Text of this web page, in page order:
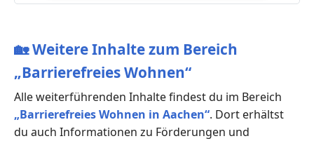
🏡Weitere Inhalte zum Bereich
„Barrierefreies Wohnen“
Alle weiterführenden Inhalte findest du im Bereich
„Barrierefreies Wohnen in Aachen“. Dort erhältst
du auch Informationen zu Förderungen und